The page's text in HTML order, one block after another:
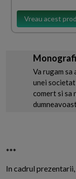
Vreau acest
Va rugam
unei
comert si sa
***
In cadrul